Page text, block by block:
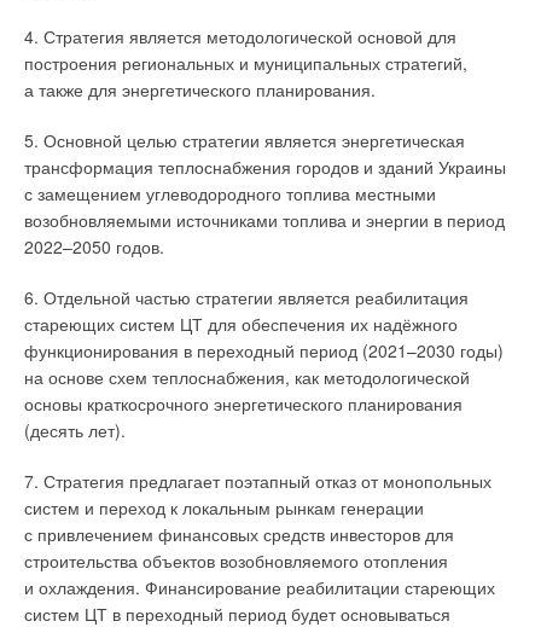
4. Стратегия является методологической основой для
построения региональных и муниципальных стратегий,
а также для энергетического планирования.
5. Основной целью стратегии является энергетическая
трансформация теплоснабжения городов и зданий Украины
с замещением углеводородного топлива местными
возобновляемыми источниками топлива и энергии в период
2022–2050 годов.
6. Отдельной частью стратегии является реабилитация
стареющих систем ЦТ для обеспечения их надёжного
функционирования в переходный период (2021–2030 годы)
на основе схем теплоснабжения, как методологической
основы краткосрочного энергетического планирования
(десять лет).
7. Стратегия предлагает поэтапный отказ от монопольных
систем и переход к локальным рынкам генерации
с привлечением финансовых средств инвесторов для
строительства объектов возобновляемого отопления
и охлаждения. Финансирование реабилитации стареющих
систем ЦТ в переходный период будет основываться